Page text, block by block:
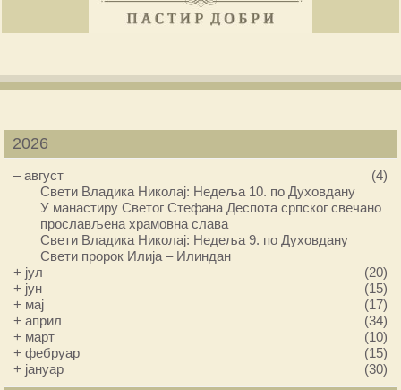
2026
–август
(4)
Свети Владика Николај: Недеља 10. по Духовдану
У манастиру Светог Стефана Деспота српског свечано
прослављена храмовна слава
Свети Владика Николај: Недеља 9. по Духовдану
Свети пророк Илија – Илиндан
+ јул
(20)
+ јун
(15)
+ мај
(17)
+април
(34)
+ март
(10)
+фебруар
(15)
+ јануар (30)